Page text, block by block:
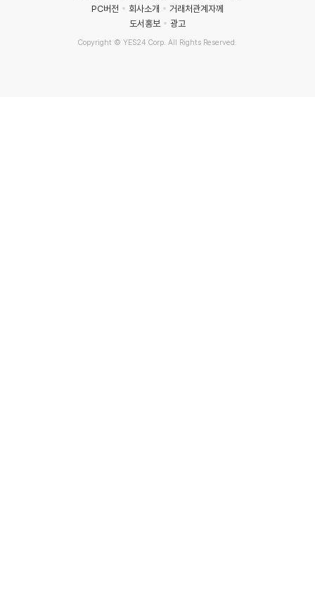
PC버전
회사소개
거래처관계자께
도서홍보
광고
Copyright © YES24 Corp. All Rights Reserved.